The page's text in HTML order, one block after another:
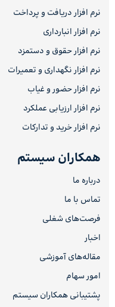
نرم افزار دریافت و پرداخت
نرم افزار انبارداری
نرم افزار حقوق و دستمزد
نرم افزار نگهداری و تعمیرات
نرم افزار حضور و غیاب
نرم افزار ارزیابی عملکرد
نرم افزار خرید و تدارکات
همکاران سیستم
درباره ما
تماس با ما
فرصت‌های شغلی
اخبار
مقاله‌های آموزشی
امور سهام
پشتیبانی همکاران سیستم